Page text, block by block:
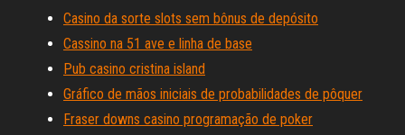
Casino da sorte slots sem bônus de depósito
Cassino na 51 ave e linha de base
Pub casino cristina island
Gráfico de mãos iniciais de probabilidades de pôquer
Fraser downs casino programação de poker